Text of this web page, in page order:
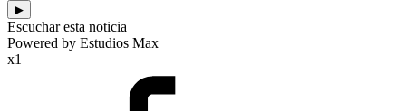
▶
Escuchar esta noticia
Powered by Estudios Max
x1